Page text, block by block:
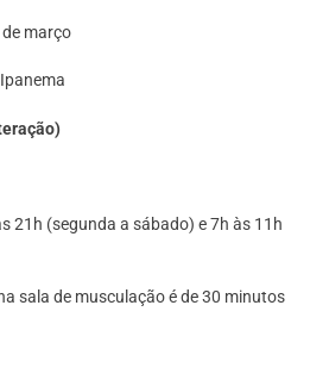
março
21h (segunda a sábado) e 7h às 11h
sala de musculação é de 30 minutos